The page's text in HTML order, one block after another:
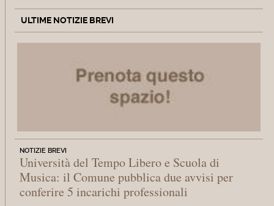
ULTIME NOTIZIE BREVI
NOTIZIE BREVI
Università del Tempo Libero e Scuola di
Musica: il Comune pubblica due avvisi per
conferire 5 incarichi professionali